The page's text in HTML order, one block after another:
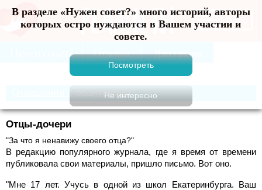
В разделе «Нужен совет?» много историй, авторы
которых остро нуждаются в Вашем участии и
совете.
Меню
Отношения с родителями
Отцы-дочери
"За что я ненавижу своего отца?"
В редакцию популярного журнала, где я время от времени
публиковала свои материалы, пришло письмо. Вот оно.
"Мне 17 лет. Учусь в одной из школ Екатеринбурга. Ваш